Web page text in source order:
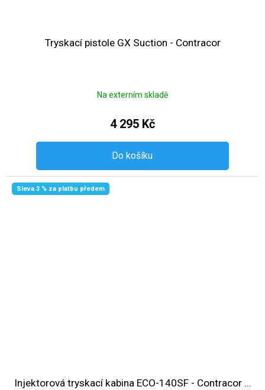
Tryskací pistole GX Suction - Contracor
Na externím skladě
4 295 Kč
Do košíku
Sleva 3 % za platbu předem
Injektorová tryskací kabina ECO-140SF - Contracor ...